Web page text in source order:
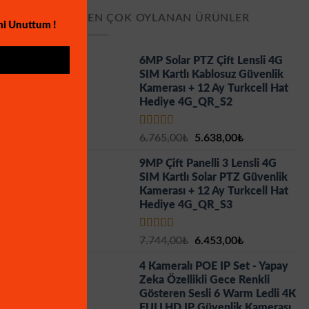
EN ÇOK OYLANAN ÜRÜNLER
6MP Solar PTZ Çift Lensli 4G
SIM Kartlı Kablosuz Güvenlik
Kamerası + 12 Ay Turkcell Hat
Hediye 4G_QR_S2
5 üzerinden
6.765,00₺
Orijinal
6.765,00₺.
5.638,00₺Şu
fiyat:
5.638,00₺.
9MP Çift Panelli 3 Lensli 4G
SIM Kartlı Solar PTZ Güvenlik
Kamerası + 12 Ay Turkcell Hat
Hediye 4G_QR_S3
5 üzerinden
7.744,00₺
Orijinal
7.744,00₺.
6.453,00₺Şu
fiyat:
6.453,00₺.
4 Kameralı POE IP Set - Yapay
Zeka Özellikli Gece Renkli
Gösteren Sesli 6 Warm Ledli 4K
Unuttum !